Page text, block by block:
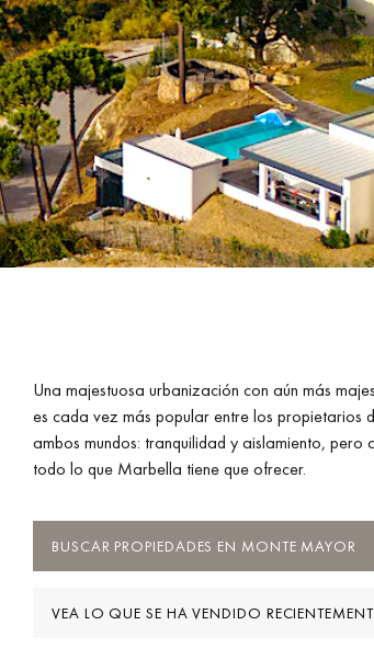
NUTRIAS
Una majestuosa urbanización con aún más
es cada vez más popular entre los propietarios
ambos mundos: tranquilidad y aislamiento, pero
todo lo que Marbella tiene que ofrecer.
BUSCAR PROPIEDADES EN MONTE MAYOR
VEA LO QUE SE HA VENDIDO